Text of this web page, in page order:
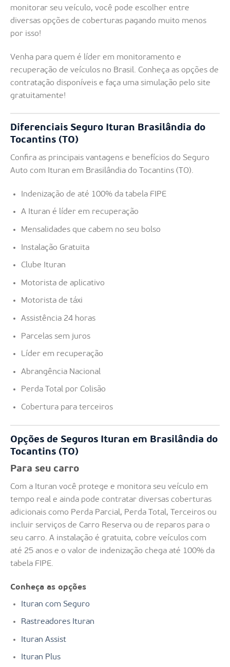
monitorar seu veículo, você pode escolher entre
diversas opções de coberturas pagando muito menos
por isso!
Venha para quem é líder em monitoramento e
recuperação de veículos no Brasil. Conheça as opções de
contratação disponíveis e faça uma simulação pelo site
gratuitamente!
Diferenciais Seguro Ituran Brasilândia do
Tocantins (TO)
Confira as principais vantagens e benefícios do Seguro
Auto com Ituran em Brasilândia do Tocantins (TO).
Indenização de até 100% da tabela FIPE
A Ituran é líder em recuperação
Mensalidades que cabem no seu bolso
Instalação Gratuita
Clube Ituran
Motorista de aplicativo
Motorista de táxi
Assistência 24 horas
Parcelas sem juros
Líder em recuperação
Abrangência Nacional
Perda Total por Colisão
Cobertura para terceiros
Opções de Seguros Ituran em Brasilândia do
Tocantins (TO)
Para seu carro
Com a Ituran você protege e monitora seu veículo em
tempo real e ainda pode contratar diversas coberturas
adicionais como Perda Parcial, Perda Total, Terceiros ou
incluir serviços de Carro Reserva ou de reparos para o
seu carro. A instalação é gratuita, cobre veículos com
até 25 anos e o valor de indenização chega até 100% da
tabela FIPE.
Conheça as opções
Ituran com Seguro
Rastreadores Ituran
Ituran Assist
Ituran Plus